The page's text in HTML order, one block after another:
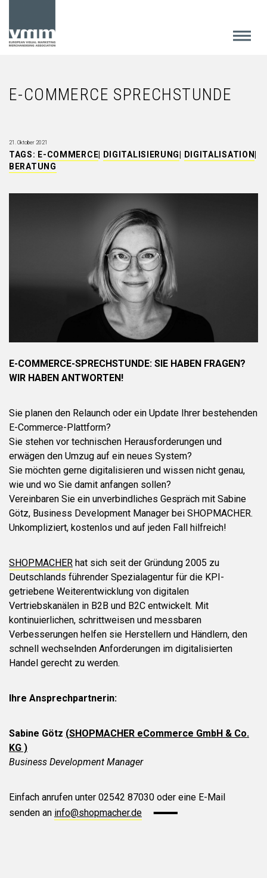
E-COMMERCE SPRECHSTUNDE
21. Oktober 2021
TAGS: E-COMMERCE DIGITALISIERUNG DIGITALISATION
BERATUNG
E-COMMERCE-SPRECHSTUNDE: SIE HABEN FRAGEN?
WIR HABEN ANTWORTEN!
Sie planen den Relaunch oder ein Update Ihrer bestehenden
E-Commerce-Plattform?
Sie stehen vor technischen Herausforderungen und
erwägen den Umzug auf ein neues System?
Sie möchten gerne digitalisieren und wissen nicht genau,
wie und wo Sie damit anfangen sollen?
Vereinbaren Sie ein unverbindliches Gespräch mit Sabine
Götz, Business Development Manager bei SHOPMACHER.
Unkompliziert, kostenlos und auf jeden Fall hilfreich!
SHOPMACHER hat sich seit der Gründung 2005 zu
Deutschlands führender Spezialagentur für die KPI-
getriebene Weiterentwicklung von digitalen
Vertriebskanälen in B2B und B2C entwickelt. Mit
kontinuierlichen, schrittweisen und messbaren
Verbesserungen helfen sie Herstellern und Händlern, den
schnell wechselnden Anforderungen im digitalisierten
Handel gerecht zu werden.
Ihre Ansprechpartnerin:
Sabine Götz (SHOPMACHER eCommerce GmbH & Co.
KG )
Business Development Manager
Einfach anrufen unter 02542 87030 oder eine E-Mail
senden an info@shopmacher.de